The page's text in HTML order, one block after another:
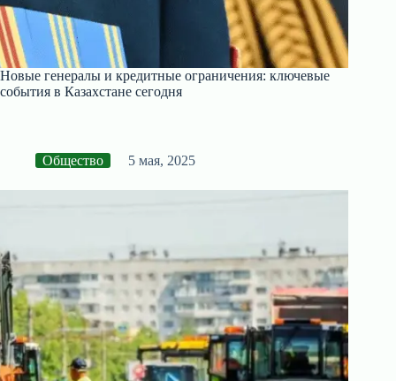
Новые генералы и кредитные ограничения: ключевые
события в Казахстане сегодня
Общество 5 мая, 2025